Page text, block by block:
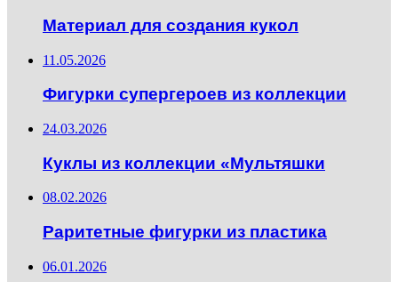
Материал для создания кукол
11.05.2026
Фигурки супергероев из коллекции
24.03.2026
Куклы из коллекции «Мультяшки
08.02.2026
Раритетные фигурки из пластика
06.01.2026